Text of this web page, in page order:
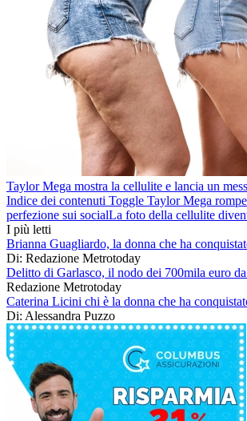
Taylor Mega mostra la cellulite e lancia un
Indice dei contenuti Toggle Taylor Mega
perfezione sui socialLa foto della cellulite
I più letti
Brianna Guagliardo, la donna che ha
Di: Redazione Metrotoday
Delitto di Garlasco, il nodo dei 700mila euro da
Redazione Metrotoday
Caterina Licini chi è la donna che ha
Di: Alessandra Puzzo